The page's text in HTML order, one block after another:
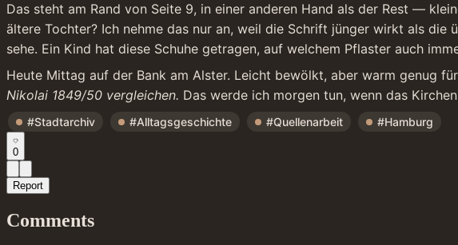
Das steht am Rand von Seite 9, in einer anderen Hand als der Rest —
ältere Tochter? Ich nehme das nur an, weil die Schrift jünger wirkt als die
sehe. Ein Kind hat diese Schuhe getragen, auf welchem Pflaster auch
Heute Mittag auf der Bank am Alster. Leicht bewölkt, aber warm genug
Nikolai 1849/50 vergleichen. Das werde ich morgen tun, wenn das
#Stadtarchiv #Alltagsgeschichte #Quellenarbeit #Hamburg
0
Report
Comments